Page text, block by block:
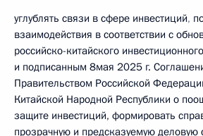
углублять связи в сфере инвестиций,
взаимодействия в соответствии с
российско-китайского
и подписанным 8мая 2025 г.
Правительством Российской
Китайской Народной Республики о
защите инвестиций, формировать
прозрачную и предсказуемую деловую